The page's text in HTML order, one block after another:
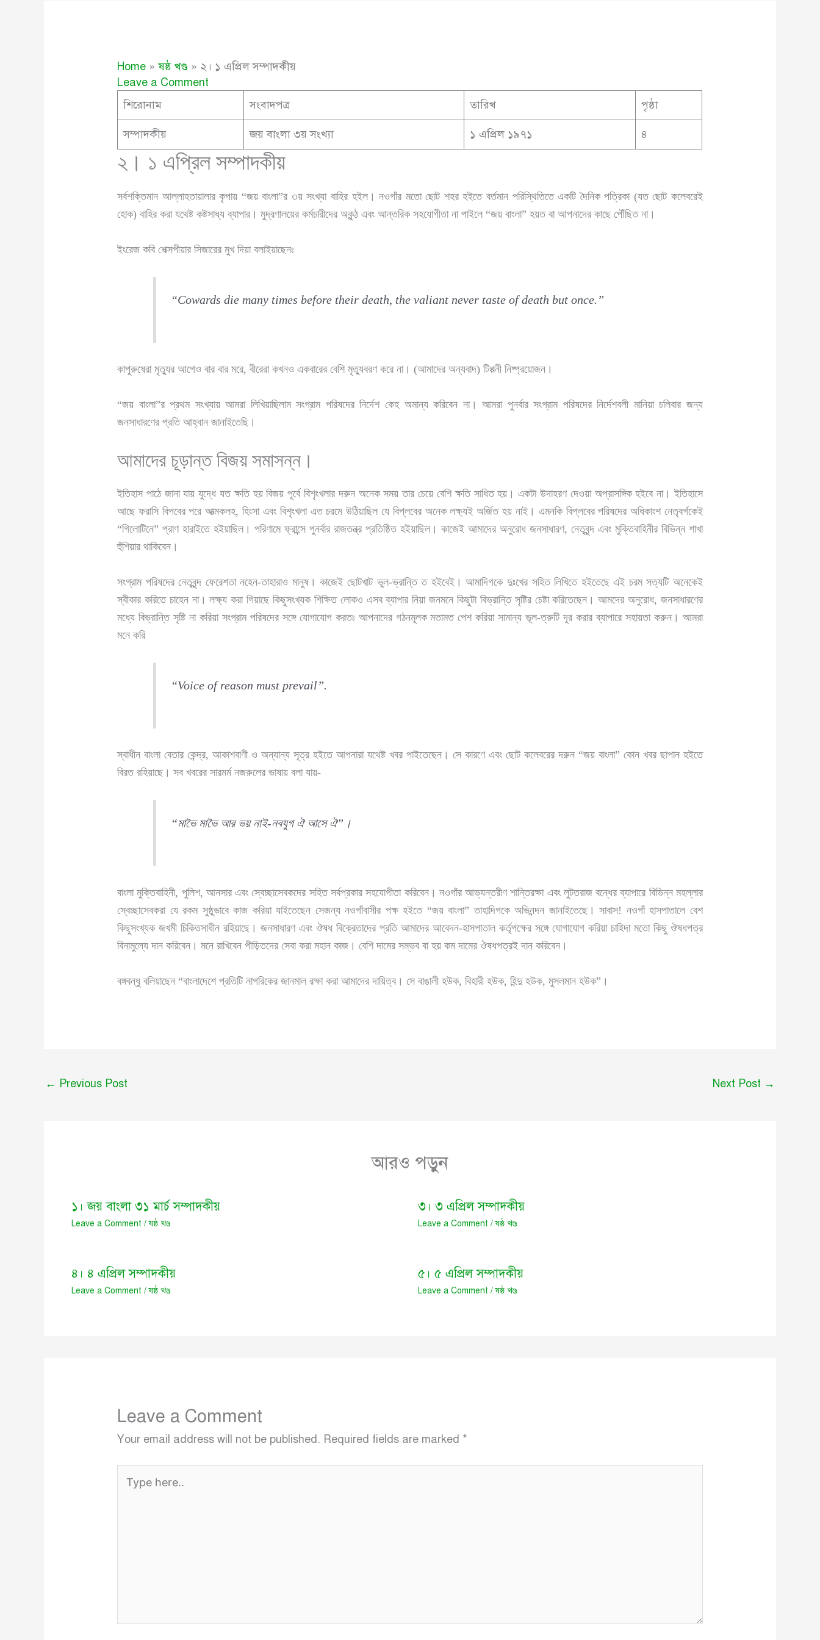
Home ষষ্ঠ খণ্ড
২। ১ এপ্রিল সম্পাদকীয়
Leave a Comment
শিরোনাম
সংবাদপত্র তারিখ পৃষ্ঠা
সম্পাদকীয় জয় বাংলা ৩য় সংখ্যা ১ এপ্রিল ১৯৭১ ৪
২। ১ এপ্রিল সম্পাদকীয়
সর্বশক্তিমান আল্লাহতায়ালার কৃপায় “জয় বাংলা”র ৩য় সংখ্যা বাহির হইল। নওগাঁর মতো ছোট শহর হইতে বর্তমান পরিস্থিতিতে একটি দৈনিক পত্রিকা (যত ছোট কলেবরেই
হোক) বাহির করা যথেষ্ট কষ্টসাধ্য ব্যাপার। মুদ্রণালয়ের কর্মচারীদের অকুন্ঠ এবং আন্তরিক সহযোগীতা না পাইলে “জয় বাংলা” হয়ত বা আপনাদের কাছে পৌঁছিত না।
ইংরেজ কবি শেক্সপীয়ার সিজারের মুখ দিয়া বলাইয়াছেনঃ
“Cowards die many times before their death, the valiant never taste of death but once.”
কাপুরুষেরা মৃত্যুর আগেও বার বার মরে, বীরেরা কখনও একবারের বেশি মৃত্যুবরণ করে না। (আমাদের অন্যবাদ) টিপ্পনী নিষ্প্রয়োজন।
“জয় বাংলা”র প্রথম সংখ্যায় আমরা লিখিয়াছিলাম সংগ্রাম পরিষদের নির্দেশ কেহ অমান্য করিবেন না। আমরা পুনর্বার সংগ্রাম পরিষদের নির্দেশবলী মানিয়া চলিবার জন্য
জনসাধারণের প্রতি আহ্বান জানাইতেছি।
আমাদের চূড়ান্ত বিজয় সমাসন্ন।
ইতিহাস পাঠে জানা যায় যুদ্ধে যত ক্ষতি হয় বিজয় পূর্বে বিশৃংখলার দরুন অনেক সময় তার চেয়ে বেশি ক্ষতি সাধিত হয়। একটা উদাহরণ দেওয়া অপ্রাসঙ্গিক হইবে না। ইতিহাসে
আছে ফরাসি বিপবের পরে আত্মকলহ, হিংসা এবং বিশৃংখলা এত চরমে উঠিয়াছিল যে বিপ্লবের অনেক লক্ষ্যই অর্জিত হয় নাই। এমনকি বিপ্লবের পরিষদের অধিকাংশ নেতৃবর্গকেই
“গিলোটিনে” প্রাণ হারাইতে হইয়াছিল। পরিণামে ফ্রান্সে পুনর্বার রাজতন্ত্র প্রতিষ্ঠিত হইয়াছিল। কাজেই আমাদের অনুরোধ জনসাধারণ, নেতৃবৃন্দ এবং মুক্তিবাহিনীর বিভিন্ন শাখা
হুঁশিয়ার থাকিবেন।
সংগ্রাম পরিষদের নেতৃবৃন্দ ফেরেশতা নহেন-তাহারাও মানুষ। কাজেই ছোটখাট ভুল-ভ্রান্তি ত হইবেই। আমাদিগকে দুঃখের সহিত লিখিতে হইতেছে এই চরম সত্যটি অনেকেই
স্বীকার করিতে চাহেন না। লক্ষ্য করা গিয়াছে কিছুসংখ্যক শিক্ষিত লোকও এসব ব্যাপার নিয়া জনমনে কিছুটা বিভ্রান্তি সৃষ্টির চেষ্টা করিতেছেন। আমদের অনুরোধ, জনসাধারণের
মধ্যে বিভ্রান্তি সৃষ্টি না করিয়া সংগ্রাম পরিষদের সঙ্গে যোগাযোগ করতঃ আপনাদের গঠনমূলক মতামত পেশ করিয়া সামান্য ভূল-ত্রুটি দূর করার ব্যাপারে সহায়তা করুন। আমরা
মনে করি
“Voice of reason must prevail”.
স্বাধীন বাংলা বেতার কেন্দ্র, আকাশবাণী ও অন্যান্য সূত্র হইতে আপনারা যথেষ্ট খবর পাইতেছেন। সে কারণে এবং ছোট কলেবরের দরুন “জয় বাংলা” কোন খবর ছাপান হইতে
বিরত রহিয়াছে। সব খবরের সারমর্ম নজরুলের ভাষায় বলা যায়-
“মাভৈ মাভৈ আর ভয় নাই-নবযুগ ঐ আসে ঐ”।
বাংলা মুক্তিবাহিনী, পুলিশ, আনসার এবং স্বেচ্ছাসেবকদের সহিত সর্বপ্রকার সহযোগীতা করিবেন। নওগাঁর আভ্যন্তরীণ শান্তিরক্ষা এবং লুটতরাজ বন্ধের ব্যাপারে বিভিন্ন মহল্লার
স্বেচ্ছাসেবকরা যে রকম সুষ্ঠুভাবে কাজ করিয়া যাইতেছেন সেজন্য নওগাঁবাসীর পক্ষ হইতে “জয় বাংলা” তাহাদিগকে অভিনন্দন জানাইতেছে। সাবাস! নওগাঁ হাসপাতালে বেশ
কিছুসংখ্যক জখমী চিকিতসাধীন রহিয়াছে। জনসাধারণ এবং ঔষধ বিক্রেতাদের প্রতি আমাদের আবেদন-হাসপাতাল কর্তৃপক্ষের সঙ্গে যোগাযোগ করিয়া চাহিদা মতো কিছু ঔষধপত্র
বিনামুল্যে দান করিবেন। মনে রাখিবেন পীড়িতদের সেবা করা মহান কাজ। বেশি দামের সম্ভব বা হয় কম দামের ঔষধপত্রই দান করিবেন।
বঙ্গবন্ধু বলিয়াছেন “বাংলাদেশে প্রতিটি নাগরিকের জানমাল রক্ষা করা আমাদের দায়িত্ব। সে বাঙালী হউক, বিহারী হউক, হিন্দু হউক, মুসলমান হউক”।
← Previous Post Next Post →
আরও পড়ুন
১। জয় বাংলা ৩১ মার্চ সম্পাদকীয়
Leave a Comment /ষষ্ঠ খণ্ড
৩। ৩ এপ্রিল সম্পাদকীয়
Leave a Comment /ষষ্ঠ খণ্ড
৪। ৪ এপ্রিল সম্পাদকীয়
Leave a Comment /ষষ্ঠ খণ্ড
৫। ৫ এপ্রিল সম্পাদকীয়
Leave a Comment /ষষ্ঠ খণ্ড
Leave a Comment
Your email address will not be published. Required fields are marked *
here..